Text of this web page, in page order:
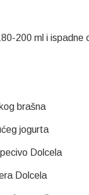
200 ml i ispadne
brašna
jogurta
Dolcela
Dolcela